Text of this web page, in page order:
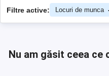
Filtre active: Locuri de munca
Nu am găsit ceea ce